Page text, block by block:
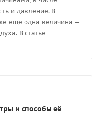
и давление. В
ещё одна величина —
В статье
и способы её